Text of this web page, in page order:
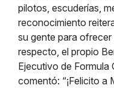
pilotos, escuderías,
reconocimiento
su gente para
respecto, el propio
Ejecutivo de Formula
comentó: “¡Felicito a